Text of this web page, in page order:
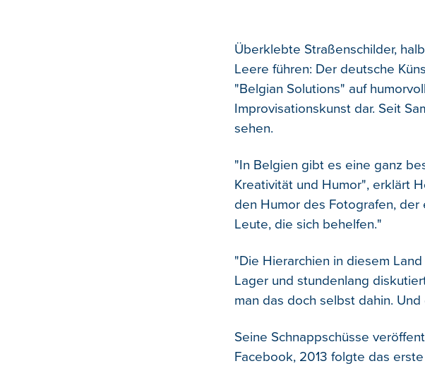
Überklebte Straßenschilder,
Leere führen: Der deutsche
"Belgian Solutions" auf
Improvisationskunst dar. Seit
sehen.
"In Belgien gibt es eine ganz
Kreativität und Humor", erklärt
den Humor des Fotografen,
Leute, die sich behelfen."
"Die Hierarchien in diesem
Lager und stundenlang
man das doch selbst dahin.
Seine Schnappschüsse
Facebook, 2013 folgte das